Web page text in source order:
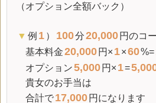
（オプション全額バック）
▼ 例 1 ） 100分20,000 円のコ
基本料金20,000 円× 1×60%=
オプション5,000 円× 1=
貴女のお手当は
合計で17,000 円になります